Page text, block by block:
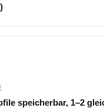
speicherbar, 1–2